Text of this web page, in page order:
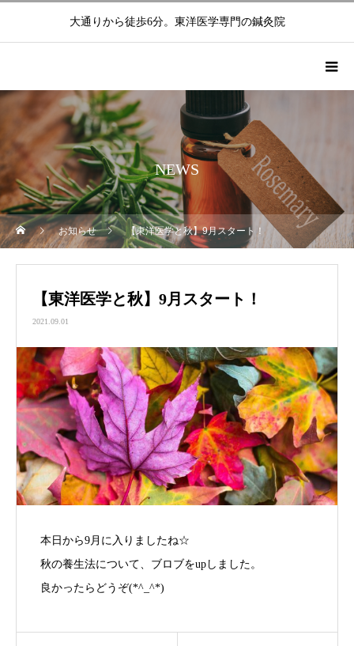
大通りから徒歩6分。東洋医学専門の鍼灸院
NEWS
お知らせ 【東洋医学と秋】9月スタート！
【東洋医学と秋】9月スタート！
2021.09.01
本日から9月に入りましたね☆
秋の養生法について、ブロブをupしました。
良かったらどうぞ(*^_^*)